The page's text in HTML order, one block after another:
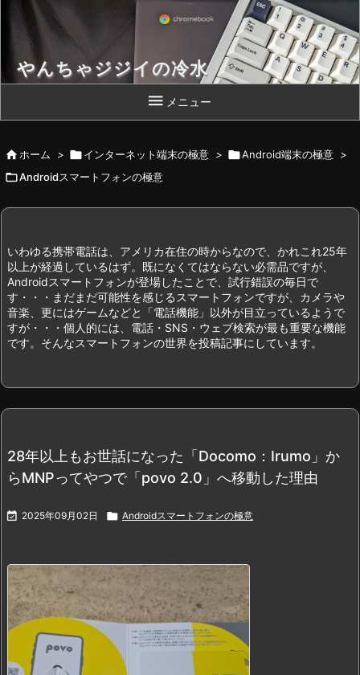
やんちゃジジイの冷水
Chromebook 片手によいしょっと！
 メニュー
ホーム > インターネット端末の極意 > Android端末の極意 >
Androidスマートフォンの極意
いわゆる携帯電話は、アメリカ在住の時からなので、かれこれ25年
以上が経過しているはず。既になくてはならない必需品ですが、
Androidスマートフォンが登場したことで、試行錯誤の毎日で
す・・・まだまだ可能性を感じるスマートフォンですが、カメラや
音楽、更にはゲームなどと「電話機能」以外が目立っているようで
すが・・・個人的には、電話・SNS・ウェブ検索が最も重要な機能
です。そんなスマートフォンの世界を投稿記事にしています。
28年以上もお世話になった「Docomo：Irumo」か
らMNPってやつで「povo 2.0」へ移動した理由
 2025年09月02日  Androidスマートフォンの極意